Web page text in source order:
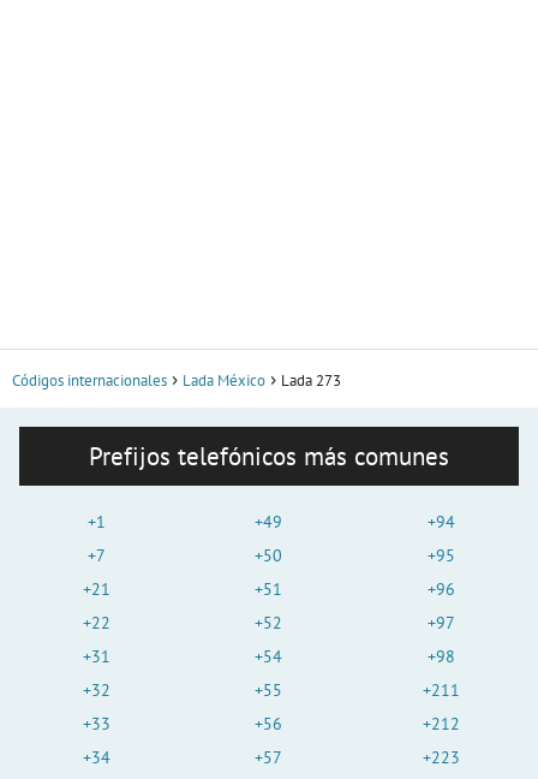
Códigos internacionales Lada México Lada 273
Prefijos telefónicos más comunes
+1
+7
+21
+22
+31
+32
+33
+34
+49
+50
+51
+52
+54
+55
+56
+57
+94
+95
+96
+97
+98
+211
+212
+223